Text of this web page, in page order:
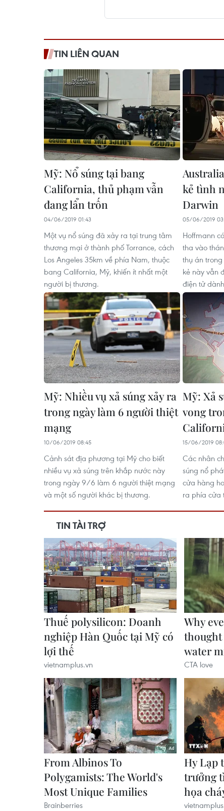
TIN LIÊN QUAN
Mỹ: Nổ súng tại bang
California, thủ phạm vẫn
đang lẩn trốn
04/06/2019 01:43
Một vụ nổ súng đã xảy ra tại trung tâm
thương mại ở thành phố Torrance, cách
Los Angeles 35km về phía Nam, thuộc
bang California, Mỹ, khiến ít nhất một
người bị thương.
kẻ tình
Darwin
05/06/2019
Hoffmann
tha vào
thụ án
kẻ này vẫn
điện tử
Mỹ: Nhiều vụ xả súng xảy ra
trong ngày làm 6 người thiệt
mạng
10/06/2019 08:45
Cảnh sát địa phương tại Mỹ cho biết
nhiều vụ xả súng trên khắp nước này
trong ngày 9/6 làm 6 người thiệt mạng
và một số người khác bị thương.
Mỹ: Xả
vong
15/06/2019
Các nhân
súng nổ
cửa hàng
ra phía cửa